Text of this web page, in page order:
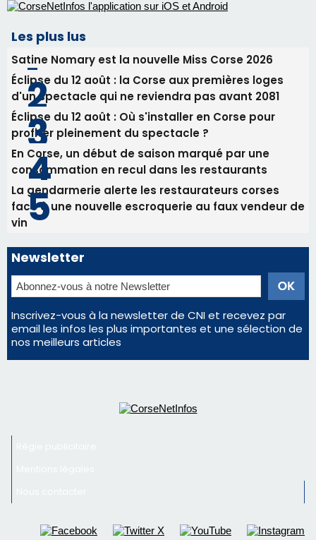
Les plus lus
Satine Nomary est la nouvelle Miss Corse 2026
Éclipse du 12 août : la Corse aux premières loges
d'un spectacle qui ne reviendra pas avant 2081
Éclipse du 12 août : Où s'installer en Corse pour
profiter pleinement du spectacle ?
En Corse, un début de saison marqué par une
consommation en recul dans les restaurants
La gendarmerie alerte les restaurateurs corses
face à une nouvelle escroquerie au faux vendeur de
vin
Newsletter
Inscrivez-vous à la newsletter de CNI et recevez par
email les infos les plus importantes et une sélection de
nos meilleurs articles